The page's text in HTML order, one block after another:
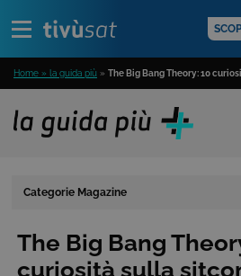
Home » la guida più » The Big Bang Theory: 10
Categorie Magazine
The Big Bang
curiosità sulla